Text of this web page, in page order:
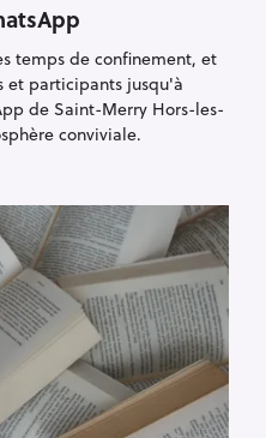
temps de confinement, et
et participants jusqu'à
de Saint-Merry Hors-les-
conviviale.